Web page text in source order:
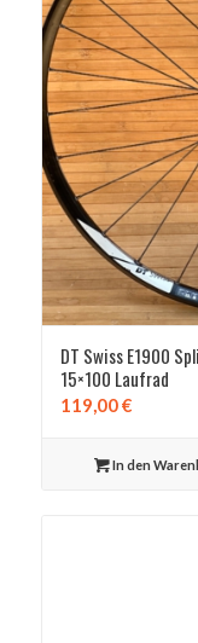
DT Swiss E1900
15×100 Laufrad
119,00€
In den